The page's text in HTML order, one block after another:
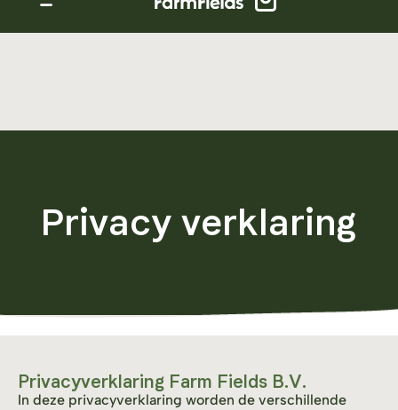
Privacy verklaring
Privacyverklaring Farm Fields B.V.
In deze privacyverklaring worden de verschillende